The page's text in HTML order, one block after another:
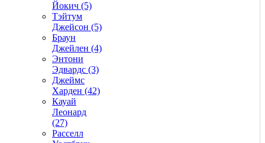
Йокич (5)
Тэйтум
Джейсон (5)
Браун
Джейлен (4)
Энтони
Эдвардс (3)
Джеймс
Харден (42)
Кауай
Леонард
(27)
Расселл